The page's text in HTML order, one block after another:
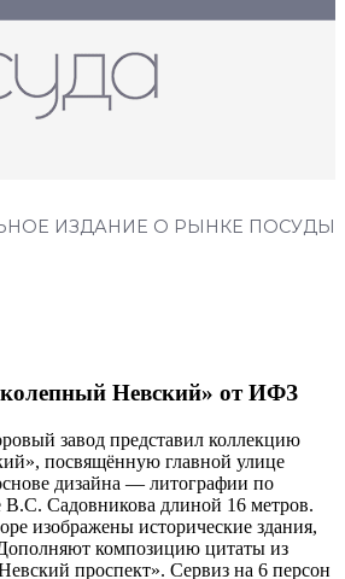
ИЗДАНИЕ О РЫНКЕ ПОСУДЫ
Невский» от ИФЗ
завод представил коллекцию
посвящённую главной улице
дизайна — литографии по
В.С. Садовникова длиной 16 метров.
изображены исторические здания,
композицию цитаты из
проспект». Сервиз на 6 персон